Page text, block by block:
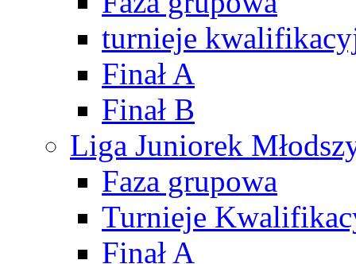
turnieje
Finał A
Finał B
Liga Juniorek
Faza grupowa
Turnieje
Finał A